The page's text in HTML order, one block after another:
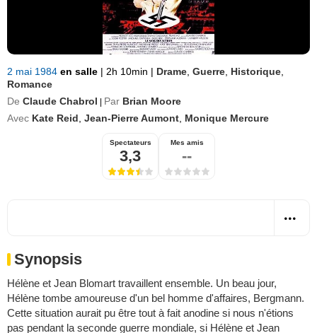
2 mai 1984 en salle | 2h 10min | Drame Guerre Historique
Romance
De Claude Chabrol Par Brian Moore
Avec Kate Reid Jean-Pierre Aumont Monique Mercure
Spectateurs
3,3
Mes amis
--
Synopsis
Hélène et Jean Blomart travaillent ensemble. Un beau jour,
Hélène tombe amoureuse d'un bel homme d'affaires, Bergmann.
Cette situation aurait pu être tout à fait anodine si nous n'étions
pas pendant la seconde guerre mondiale, si Hélène et Jean